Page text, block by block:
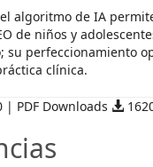
el algoritmo de IA
de niños y
su perfeccionamiento
clínica.
| PDF Downloads